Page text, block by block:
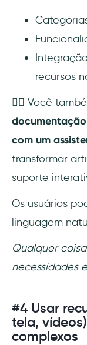
recursos
👉🏻 Você
com um
transformar
suporte
Os usuários
linguagem
Qualquer
necessidades
#4 Usar
tela,
complexos